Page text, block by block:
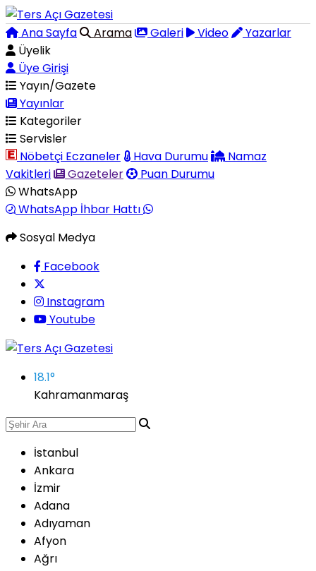
Ana Sayfa Arama Galeri Video
Yazarlar
Üyelik
Üye Girişi
Yayın/Gazete
Yayınlar
Kategoriler
Servisler
Nöbetçi Eczaneler
Hava Durumu
Namaz
Vakitleri
Gazeteler
Puan Durumu
WhatsApp
WhatsApp İhbar Hattı
Sosyal Medya
Facebook
Instagram
Youtube
18.1°
Kahramanmaraş
İstanbul
Ankara
İzmir
Adana
Adıyaman
Afyon
Ağrı